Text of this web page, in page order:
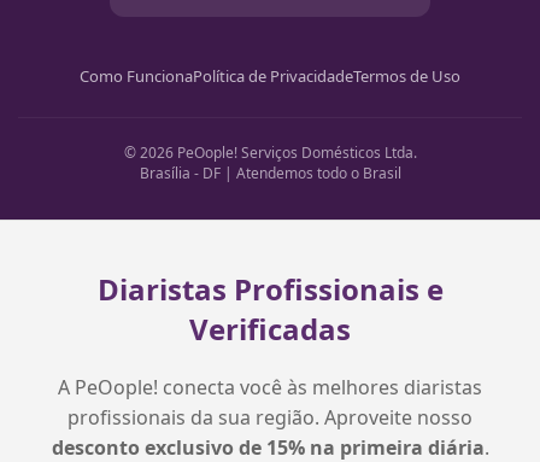
Como FuncionaPolítica de PrivacidadeTermos de Uso
© 2026 PeOople! Serviços Domésticos Ltda.
Brasília - DF | Atendemos todo o Brasil
Diaristas Profissionais e
Verificadas
A PeOople! conecta você às melhores diaristas
profissionais da sua região. Aproveite nosso
desconto exclusivo de 15% na primeira diária.